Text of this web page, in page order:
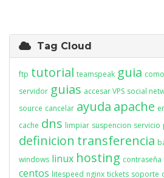
Tag Cloud
ftp tutorial teamspeak guia
servidor guias accesar VPS social
source cancelar ayuda apache
cache dns limpiar suspencion servicio
definicion transferencia
windows linux hosting contraseña
centos litespeed nginx tickets soporte